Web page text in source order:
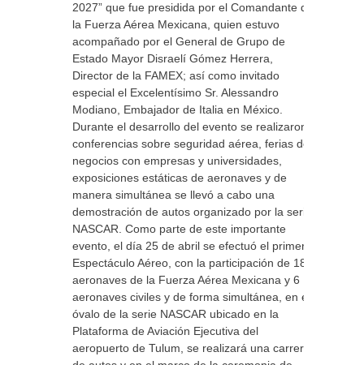
2027” que fue presidida por el Comandante de
la Fuerza Aérea Mexicana, quien estuvo
acompañado por el General de Grupo de
Estado Mayor Disraelí Gómez Herrera,
Director de la FAMEX; así como invitado
especial el Excelentísimo Sr. Alessandro
Modiano, Embajador de Italia en México.
Durante el desarrollo del evento se realizaron
conferencias sobre seguridad aérea, ferias de
negocios con empresas y universidades,
exposiciones estáticas de aeronaves y de
manera simultánea se llevó a cabo una
demostración de autos organizado por la serie
NASCAR. Como parte de este importante
evento, el día 25 de abril se efectuó el primer
Espectáculo Aéreo, con la participación de 18
aeronaves de la Fuerza Aérea Mexicana y 6
aeronaves civiles y de forma simultánea, en el
óvalo de la serie NASCAR ubicado en la
Plataforma de Aviación Ejecutiva del
aeropuerto de Tulum, se realizará una carrera